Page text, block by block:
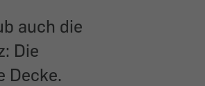
auch die
Die
Decke.